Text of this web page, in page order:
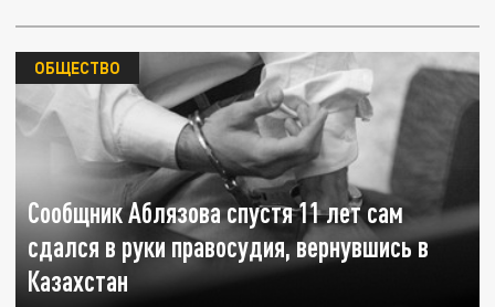
Сообщник Аблязова спустя 11 лет сам
сдался в руки правосудия, вернувшись в
Казахстан
ОБЩЕСТВО